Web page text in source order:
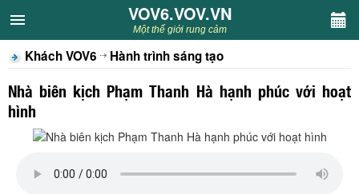
VOV6.VOV.VN
CHUYÊN MỤC
Khách VOV6
Văn học
VOV6.VOV.VN
Một thế giới rung cảm
Khách VOV6 Hành trình sáng tạo
Nhà biên kịch Phạm Thanh Hà hạnh phúc với hoạt
hình